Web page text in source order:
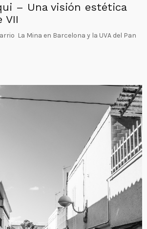
– Una visión estética
VII
La Mina en Barcelona y la UVA del Pan